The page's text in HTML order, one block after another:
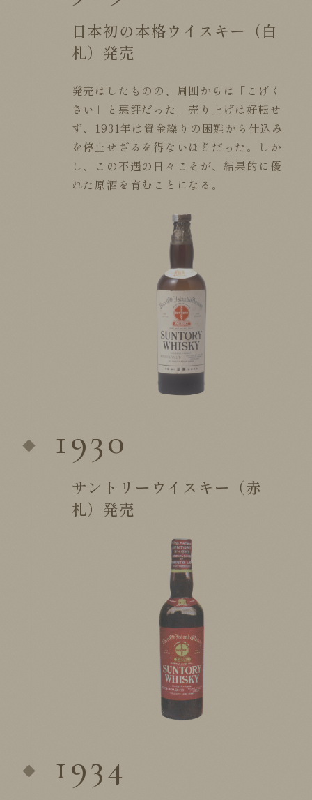
日本初の本格ウイスキー（白
札）発売
発売はしたものの、周囲からは「こげく
さい」と悪評だった。売り上げは好転せ
ず、1931年は資金繰りの困難から仕込み
を停止せざるを得ないほどだった。しか
し、この不遇の日々こそが、結果的に優
れた原酒を育むことになる。
1930
サントリーウイスキー（赤
札）発売
1934